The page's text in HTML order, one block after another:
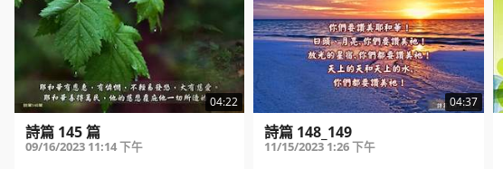
04:22
詩篇 145 篇
09/16/2023 11:14 下午
04:37
詩篇 148_149
11/15/2023 1:26 下午